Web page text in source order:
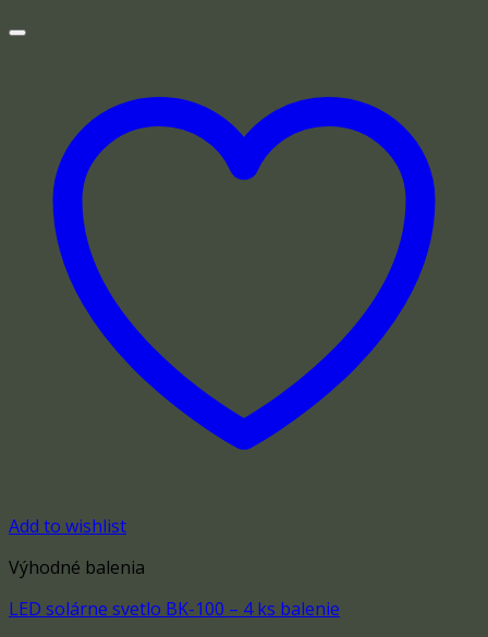
Add to wishlist
Výhodné balenia
LED solárne svetlo BK-100 – 4 ks balenie